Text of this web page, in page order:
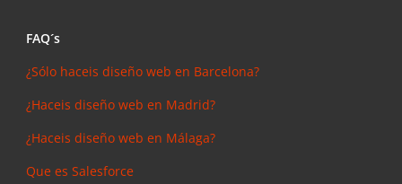
FAQ´s
¿Sólo haceis diseño web en Barcelona?
¿Haceis diseño web en Madrid?
¿Haceis diseño web en Málaga?
Que es Salesforce